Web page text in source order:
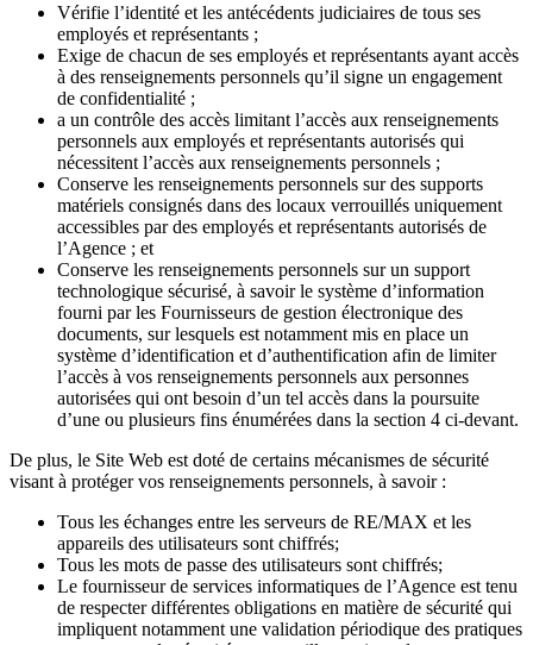
Vérifie l’identité et les antécédents judiciaires de tous ses
employés et représentants ;
Exige de chacun de ses employés et représentants ayant accès
à des renseignements personnels qu’il signe un engagement
de confidentialité ;
a un contrôle des accès limitant l’accès aux renseignements
personnels aux employés et représentants autorisés qui
nécessitent l’accès aux renseignements personnels ;
Conserve les renseignements personnels sur des supports
matériels consignés dans des locaux verrouillés uniquement
accessibles par des employés et représentants autorisés de
l’Agence ; et
Conserve les renseignements personnels sur un support
technologique sécurisé, à savoir le système d’information
fourni par les Fournisseurs de gestion électronique des
documents, sur lesquels est notamment mis en place un
système d’identification et d’authentification afin de limiter
l’accès à vos renseignements personnels aux personnes
autorisées qui ont besoin d’un tel accès dans la poursuite
d’une ou plusieurs fins énumérées dans la section 4 ci-devant.
De plus, le Site Web est doté de certains mécanismes de sécurité
visant à protéger vos renseignements personnels, à savoir :
Tous les échanges entre les serveurs de RE/MAX et les
appareils des utilisateurs sont chiffrés;
Tous les mots de passe des utilisateurs sont chiffrés;
Le fournisseur de services informatiques de l’Agence est tenu
de respecter différentes obligations en matière de sécurité qui
impliquent notamment une validation périodique des pratiques